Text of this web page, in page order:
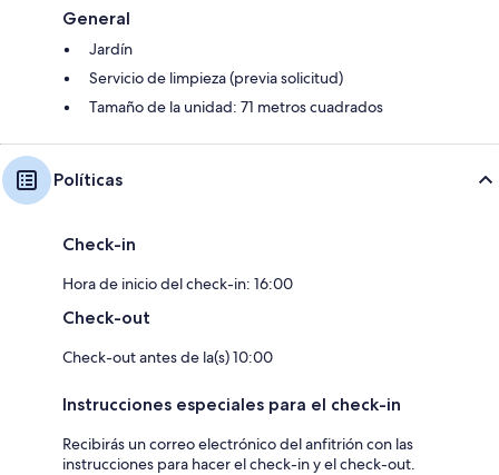
General
Jardín
Servicio de limpieza (previa solicitud)
Tamaño de la unidad: 71 metros cuadrados
Políticas
Check-in
Hora de inicio del check-in: 16:00
Check-out
Check-out antes de la(s) 10:00
Instrucciones especiales para el check-in
Recibirás un correo electrónico del anfitrión con las
instrucciones para hacer el check-in y el check-out.